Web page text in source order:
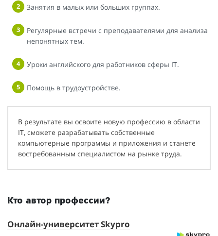
Занятия в малых или больших группах.
Регулярные встречи с преподавателями для анализа
непонятных тем.
Уроки английского для работников сферы IT.
Помощь в трудоустройстве.
В результате вы освоите новую профессию в области
IT, сможете разрабатывать собственные
компьютерные программы и приложения и станете
востребованным специалистом на рынке труда.
Кто автор профессии?
Онлайн-университет Skypro